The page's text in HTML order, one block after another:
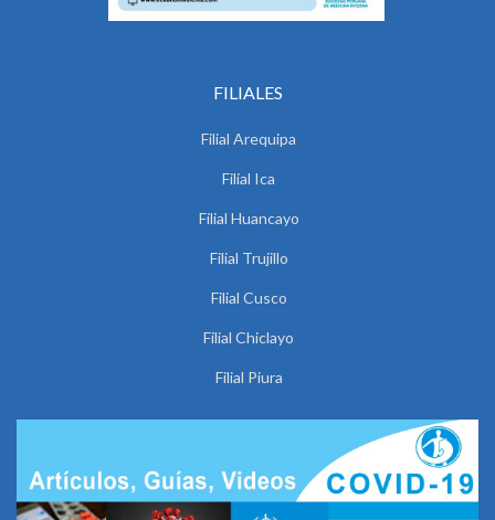
FILIALES
Filial Arequipa
Filial Ica
Filial Huancayo
Filial Trujillo
Filial Cusco
Filial Chiclayo
Filial Piura